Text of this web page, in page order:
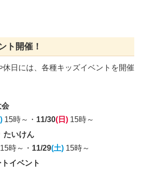
ト開催！
休日には、各種キッズイベントを開催
会
15時～・ 11/30(日) 15時～
たいけん
15時～・ 11/29(土) 15時～
イベント